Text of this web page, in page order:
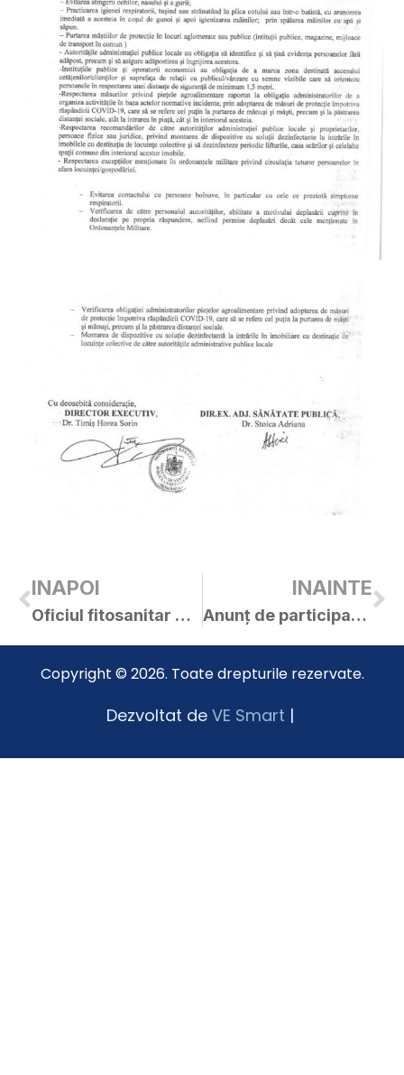
INAPOI
Oficiul fitosanitar Arad: buletin de avertizare
INAINTE
Anunț de participare – lucrări de reparații covor asfaltic pe străzile Bucegi, Matei Basarab, Avram Iancu
Copyright © 2026. Toate drepturile rezervate.
Dezvoltat de VE Smart |